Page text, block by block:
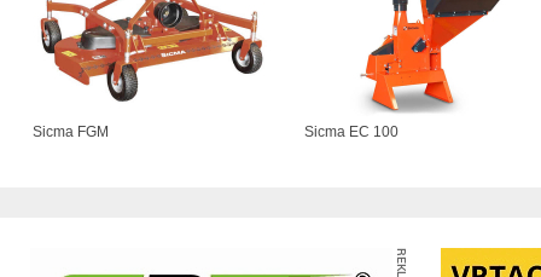
Sicma FGM Sicma EC 100